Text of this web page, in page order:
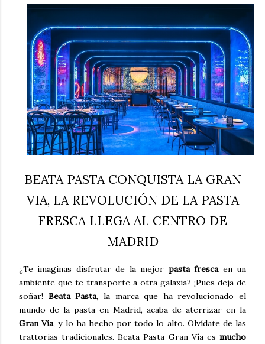
humilde como la alubia de La Bañeza en un snack ligero,
sustituto perfecto a los frutos se...
BEATA PASTA CONQUISTA LA GRAN
VIA, LA REVOLUCIÓN DE LA PASTA
FRESCA LLEGA AL CENTRO DE
MADRID
¿Te imaginas disfrutar de la mejor pasta frescaen un
ambiente que te transporte a otra galaxia? ¡Pues deja de
soñar! Beata Pasta, la marca que ha revolucionado el
mundo de la pasta en Madrid, acaba de aterrizar en la
Gran Vía, y lo ha hecho por todo lo alto. Olvídate de las
trattorias tradicionales. Beata Pasta Gran Vía es mucho